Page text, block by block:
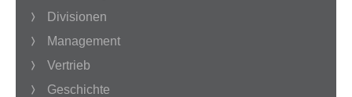
Divisionen
Management
Vertrieb
Geschichte